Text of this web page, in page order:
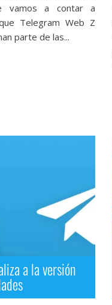
vamos a contar a
Telegram Web Z
parte de las...
a la versión